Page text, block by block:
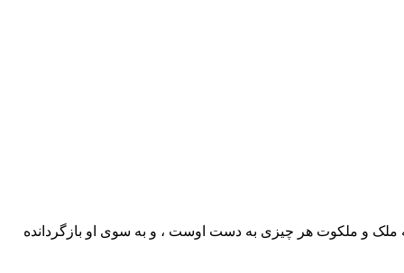
ملک و ملکوت هر چیزی به دست اوست ، و به سوی او بازگردانده